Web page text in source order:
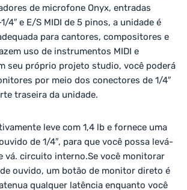
de microfone Onyx, entradas
4″ e E/S MIDI de 5 pinos, a unidade é
para cantores, compositores e
uso de instrumentos MIDI e
seu próprio projeto studio, você poderá
por meio dos conectores de 1/4″
traseira da unidade.
leve com 1,4 lb e fornece uma
de 1/4″, para que você possa levá-
vá. circuito interno.Se você monitorar
ouvido, um botão de monitor direto é
qualquer latência enquanto você